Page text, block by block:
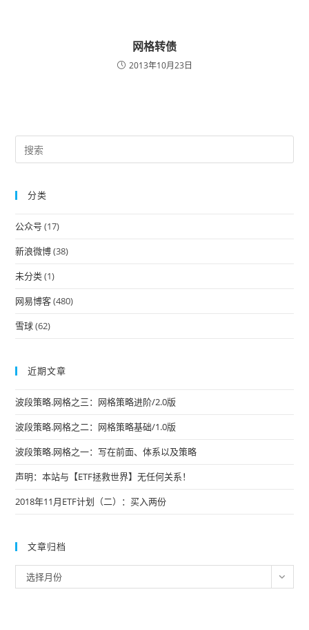
网格转债
2013年10月23日
分类
公众号 (17)
新浪微博(38)
未分类(1)
网易博客(480)
雪球(62)
近期文章
波段策略.网格之三：网格策略进阶/2.0版
波段策略.网格之二：网格策略基础/1.0版
波段策略.网格之一：写在前面、体系以及策略
声明：本站与【ETF拯救世界】无任何关系！
2018年11月ETF计划（二）：买入两份
文章归档
章
选择月份